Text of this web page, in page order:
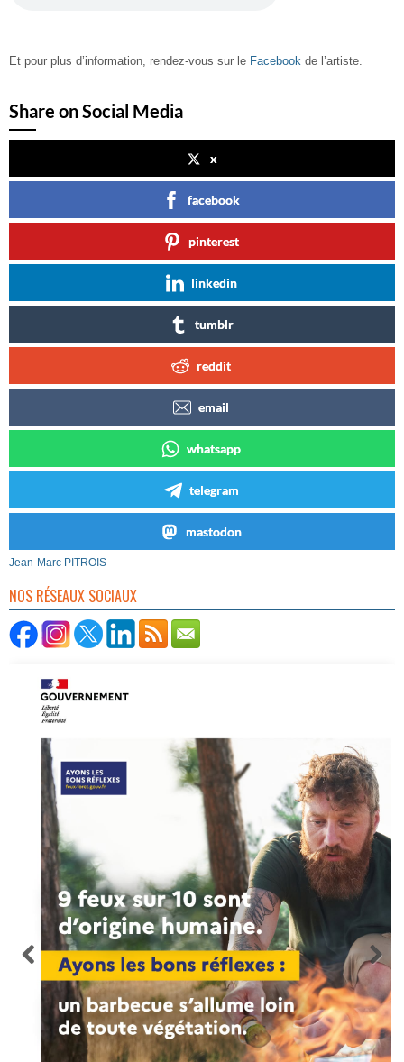
Et pour plus d’information, rendez-vous sur le Facebook de l’artiste.
Share on Social Media
x
facebook
pinterest
linkedin
tumblr
reddit
email
whatsapp
telegram
mastodon
Jean-Marc PITROIS
NOS RÉSEAUX SOCIAUX